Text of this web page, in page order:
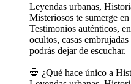
Leyendas urbanas,
Misteriosos te sumerge
Testimonios auténticos,
ocultos, casas
podrás dejar de escuchar.
💀 ¿Qué hace único a